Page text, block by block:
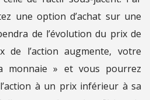
une option d’achat sur une
de l’évolution du prix de
de l’action augmente, votre
monnaie » et vous pourrez
à un prix inférieur à sa